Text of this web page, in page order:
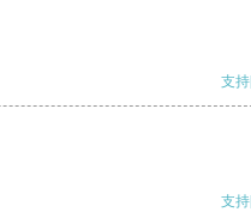
支持
支持